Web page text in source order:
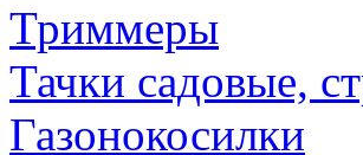
Триммеры
Тачки садовые,
Газонокосилки